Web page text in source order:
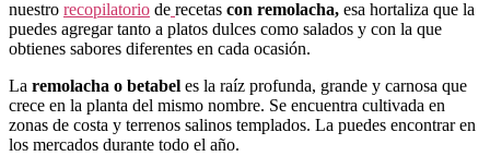
nuestro recopilatorio de recetas con remolacha, esa hortaliza que la
puedes agregar tanto a platos dulces como salados y con la que
obtienes sabores diferentes en cada ocasión.
La remolacha o betabel es la raíz profunda, grande y carnosa que
crece en la planta del mismo nombre. Se encuentra cultivada en
zonas de costa y terrenos salinos templados. La puedes encontrar en
los mercados durante todo el año.